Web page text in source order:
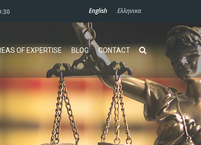
English Ελληνικα
OF EXPERTISE BLOG CONTACT